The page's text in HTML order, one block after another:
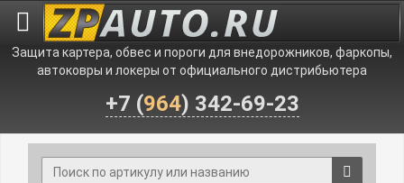
Защита картера, обвес и пороги для внедорожников, фаркопы,
автоковры и локеры от официального дистрибьютера
+7 (964) 342-69-23